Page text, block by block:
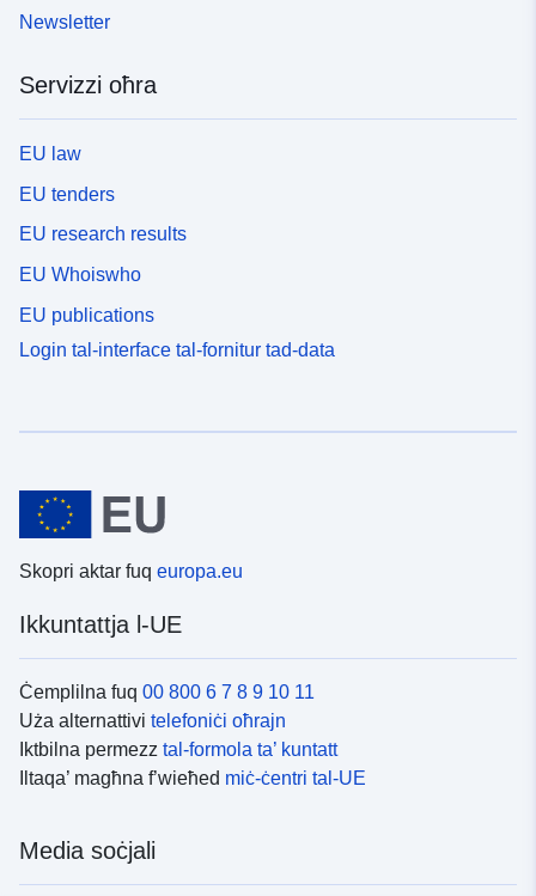
Newsletter
Servizzi oħra
EU law
EU tenders
EU research results
EU Whoiswho
EU publications
Login tal-interface tal-fornitur tad-data
Skopri aktar fuq europa.eu
Ikkuntattja l-UE
Ċemplilna fuq 00 800 6 7 8 9 10 11
Uża alternattivi telefoniċi oħrajn
Iktbilna permezz tal-formola ta’ kuntatt
Iltaqa’ magħna f’wieħed miċ-ċentri tal-UE
Media soċjali